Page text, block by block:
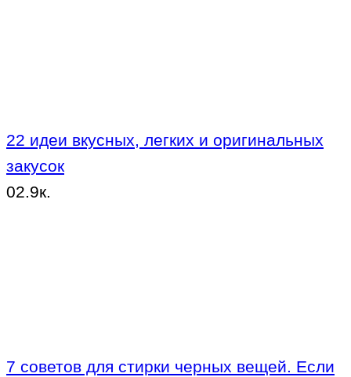
22 идеи вкусных, легких и оригинальных
закусок
02.9к.
7 советов для стирки черных вещей. Если